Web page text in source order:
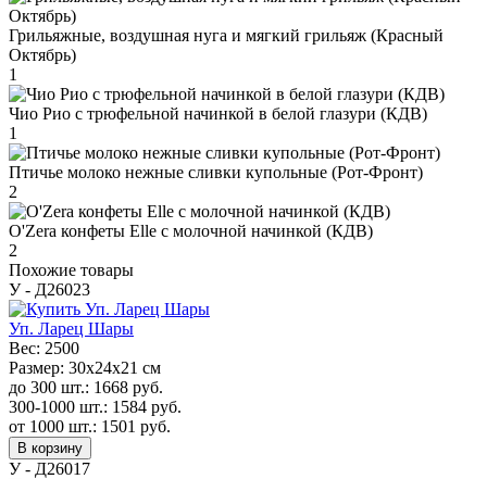
Грильяжные, воздушная нуга и мягкий грильяж (Красный
Октябрь)
1
Чио Рио с трюфельной начинкой в белой глазури (КДВ)
1
Птичье молоко нежные сливки купольные (Рот-Фронт)
2
O'Zera конфеты Elle с молочной начинкой (КДВ)
2
Похожие товары
У - Д26023
Уп. Ларец Шары
Вес: 2500
Размер: 30х24х21 см
до 300 шт.: 1668 руб.
300-1000 шт.: 1584 руб.
от 1000 шт.: 1501 руб.
В корзину
У - Д26017